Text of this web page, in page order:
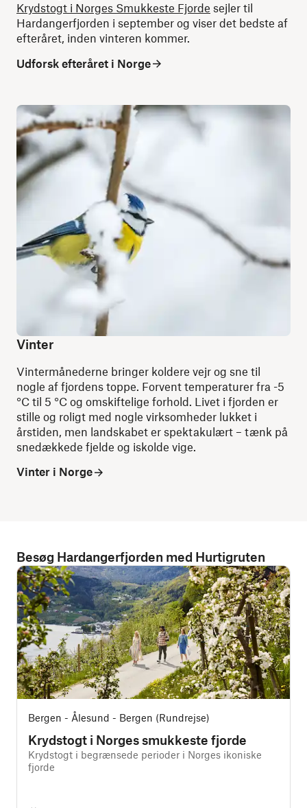
Krydstogt i Norges Smukkeste Fjorde sejler til
Hardangerfjorden i september og viser det bedste af
efteråret, inden vinteren kommer.
Udforsk efteråret i Norge
Vinter
Vintermånederne bringer koldere vejr og sne til
nogle af fjordens toppe. Forvent temperaturer fra -5
°C til 5 °C og omskiftelige forhold. Livet i fjorden er
stille og roligt med nogle virksomheder lukket i
årstiden, men landskabet er spektakulært – tænk på
snedækkede fjelde og iskolde vige.
Vinter i Norge
Besøg Hardangerfjorden med Hurtigruten
Bergen - Ålesund - Bergen (Rundrejse)
Krydstogt i Norges smukkeste fjorde
Krydstogt i begrænsede perioder i Norges ikoniske
fjorde